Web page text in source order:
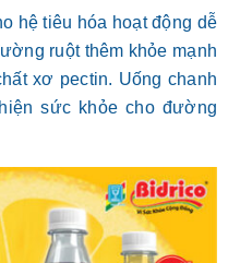
hệ tiêu hóa hoạt động dễ
ruột thêm khỏe mạnh
xơ pectin. Uống chanh
sức khỏe cho đường